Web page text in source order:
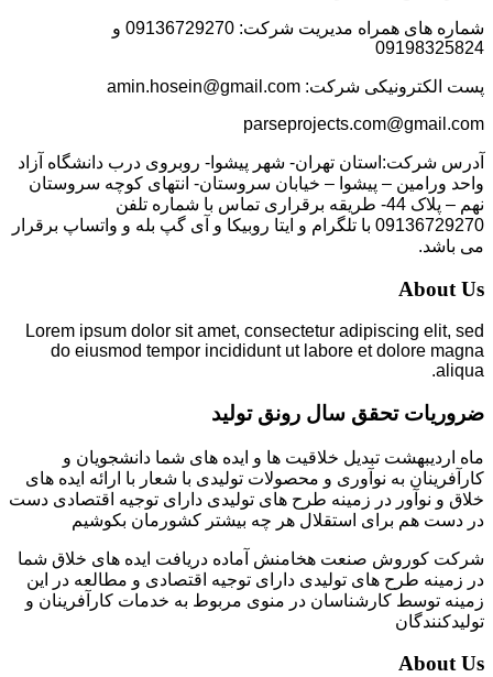
شماره های همراه مدیریت شرکت: 09136729270 و
09198325824
پست الکترونیکی شرکت: amin.hosein@gmail.com
parseprojects.com@gmail.com
آدرس شرکت:استان تهران- شهر پیشوا- روبروی درب دانشگاه آزاد
واحد ورامین – پیشوا – خیابان سروستان- انتهای کوچه سروستان
نهم – پلاک 44- طریقه برقراری تماس با شماره تلفن
09136729270 با تلگرام و ایتا روبیکا و آی گپ بله و واتساپ برقرار
می باشد.
About Us
Lorem ipsum dolor sit amet, consectetur adipiscing elit, sed
do eiusmod tempor incididunt ut labore et dolore magna
aliqua.
ضروریات تحقق سال رونق تولید
ماه اردیبهشت تبدیل خلاقیت ها و ایده های شما دانشجویان و
کارآفرینان به نوآوری و محصولات تولیدی با شعار با ارائه ایده های
خلاق و نوآور در زمینه طرح های تولیدی دارای توجیه اقتصادی دست
در دست هم برای استقلال هر چه بیشتر کشورمان بکوشیم
شرکت کوروش صنعت هخامنش آماده دریافت ایده های خلاق شما
در زمینه طرح های تولیدی دارای توجیه اقتصادی و مطالعه در این
زمینه توسط کارشناسان در منوی مربوط به خدمات کارآفرینان و
تولیدکنندگان
About Us